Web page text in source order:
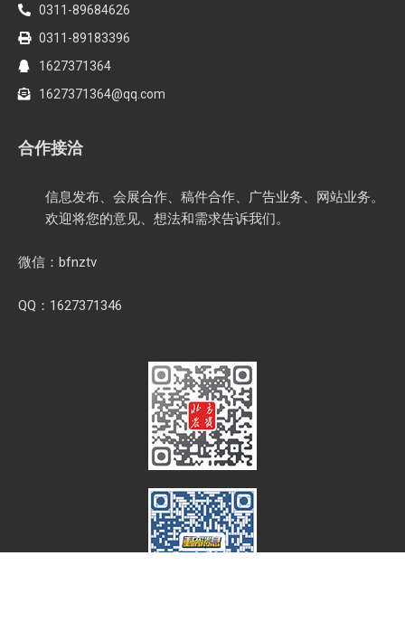
0311-89684626
0311-89183396
1627371364
1627371364@qq.com
合作接洽
信息发布、会展合作、稿件合作、广告业务、网站业务。
欢迎将您的意见、想法和需求告诉我们。
微信：bfnztv
QQ：1627371346